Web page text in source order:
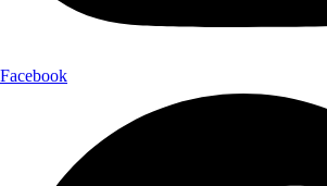
Facebook